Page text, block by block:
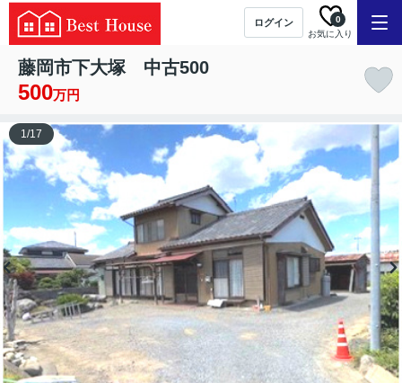
ログイン
お気に入り
0
藤岡市下大塚 中古500
500万円
1/17